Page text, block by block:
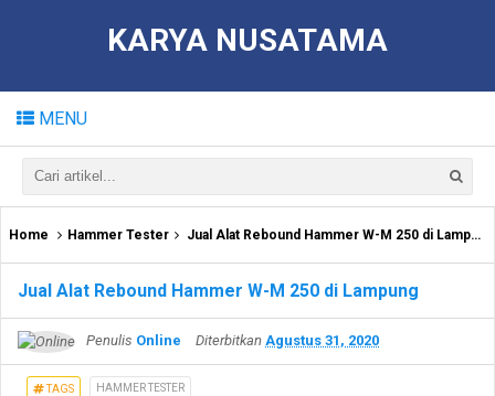
KARYA NUSATAMA
MENU
Home Hammer Tester Jual Alat Rebound Hammer W-M 250 di Lampung
Jual Alat Rebound Hammer W-M 250 di Lampung
Penulis Online Diterbitkan Agustus 31, 2020
TAGS HAMMER TESTER